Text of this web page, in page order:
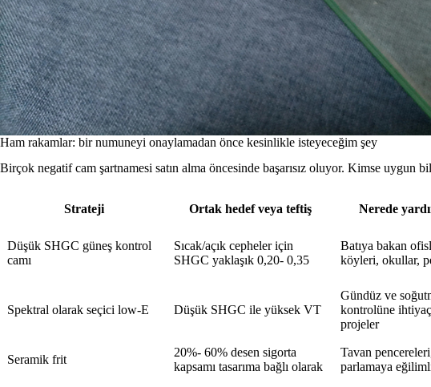
Ham rakamlar: bir numuneyi onaylamadan önce kesinlikle isteyeceğim şey
Birçok negatif cam şartnamesi satın alma öncesinde başarısız oluyor. Kimse uygun
Strateji Ortak hedef veya teftiş Nerede
Düşük SHGC güneş kontrol
camı
Sıcak/açık cepheler için
SHGC yaklaşık 0,20- 0,35
Batıya bakan
köyleri, okullar,
Spektral olarak seçici low-E Düşük SHGC ile yüksek VT
Gündüz ve
kontrolüne
projeler
Seramik frit
20%- 60% desen sigorta
kapsamı tasarıma bağlı olarak
Tavan
parlamaya